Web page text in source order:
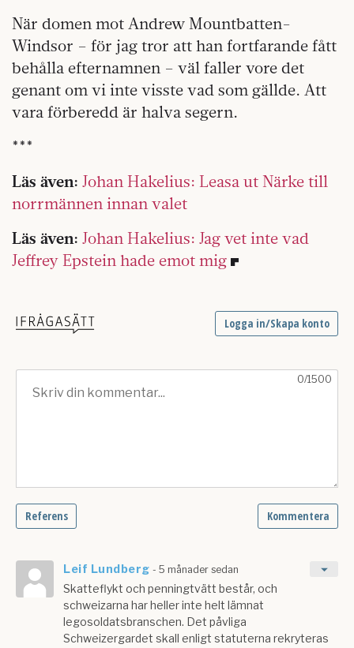
När domen mot Andrew Mountbatten-
Windsor – för jag tror att han fortfarande fått
behålla efternamnen – väl faller vore det
genant om vi inte visste vad som gällde. Att
vara förberedd är halva segern.
***
Läs även: Johan Hakelius: Leasa ut Närke till
norrmännen innan valet
Läs även: Johan Hakelius: Jag vet inte vad
Jeffrey Epstein hade emot mig